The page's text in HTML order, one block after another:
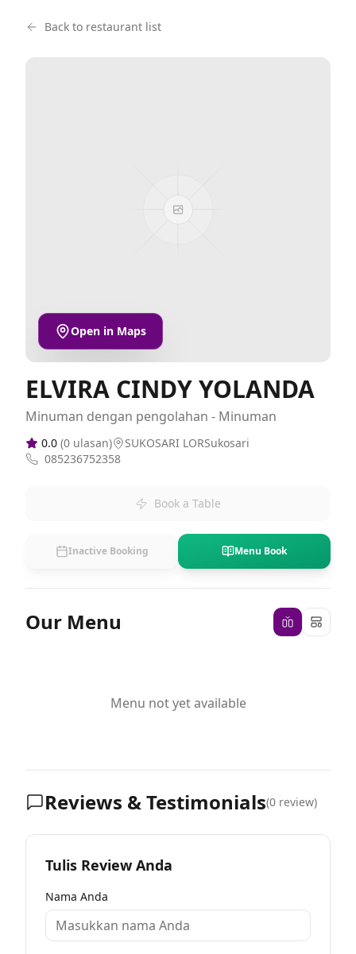
Back to restaurant list
Open in Maps
ELVIRA CINDY YOLANDA
Minuman dengan pengolahan - Minuman
0.0 (0 ulasan)
SUKOSARI LORSukosari
085236752358
Book a Table
Inactive Booking Menu Book
Our Menu
Menu not yet available
Reviews & Testimonials(0 review)
Tulis Review Anda
Nama Anda